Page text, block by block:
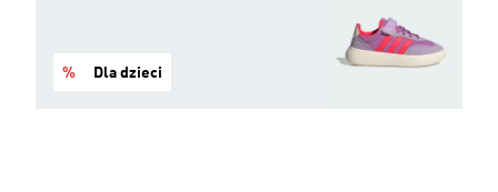
% Dla dzieci